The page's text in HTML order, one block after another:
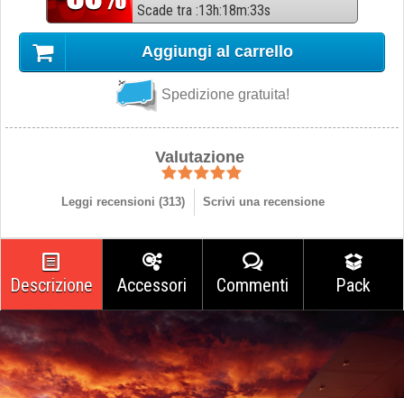
Scade tra :13h:18m:32s
Aggiungi al carrello
Spedizione gratuita!
Valutazione
Leggi recensioni (313) Scrivi una recensione
Descrizione Accessori Commenti Pack